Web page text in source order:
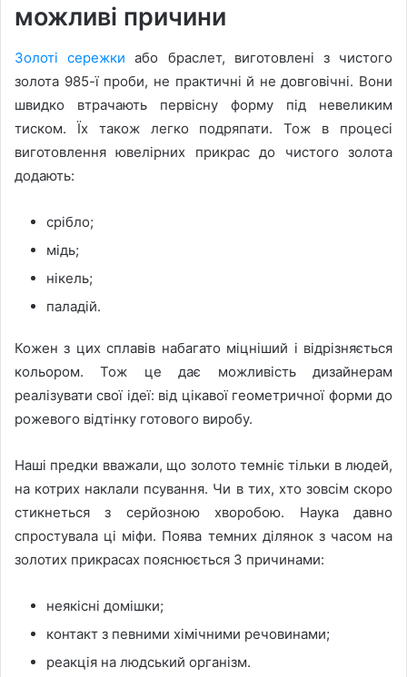
можливі причини
Золоті сережки або браслет, виготовлені з чистого
золота 985-ї проби, не практичні й не довговічні. Вони
швидко втрачають первісну форму під невеликим
тиском. Їх також легко подряпати. Тож в процесі
виготовлення ювелірних прикрас до чистого золота
додають:
срібло;
мідь;
нікель;
паладій.
Кожен з цих сплавів набагато міцніший і відрізняється
кольором. Тож це дає можливість дизайнерам
реалізувати свої ідеї: від цікавої геометричної форми до
рожевого відтінку готового виробу.
Наші предки вважали, що золото темніє тільки в людей,
на котрих наклали псування. Чи в тих, хто зовсім скоро
стикнеться з серйозною хворобою. Наука давно
спростувала ці міфи. Поява темних ділянок з часом на
золотих прикрасах пояснюється 3 причинами:
неякісні домішки;
контакт з певними хімічними речовинами;
реакція на людський організм.